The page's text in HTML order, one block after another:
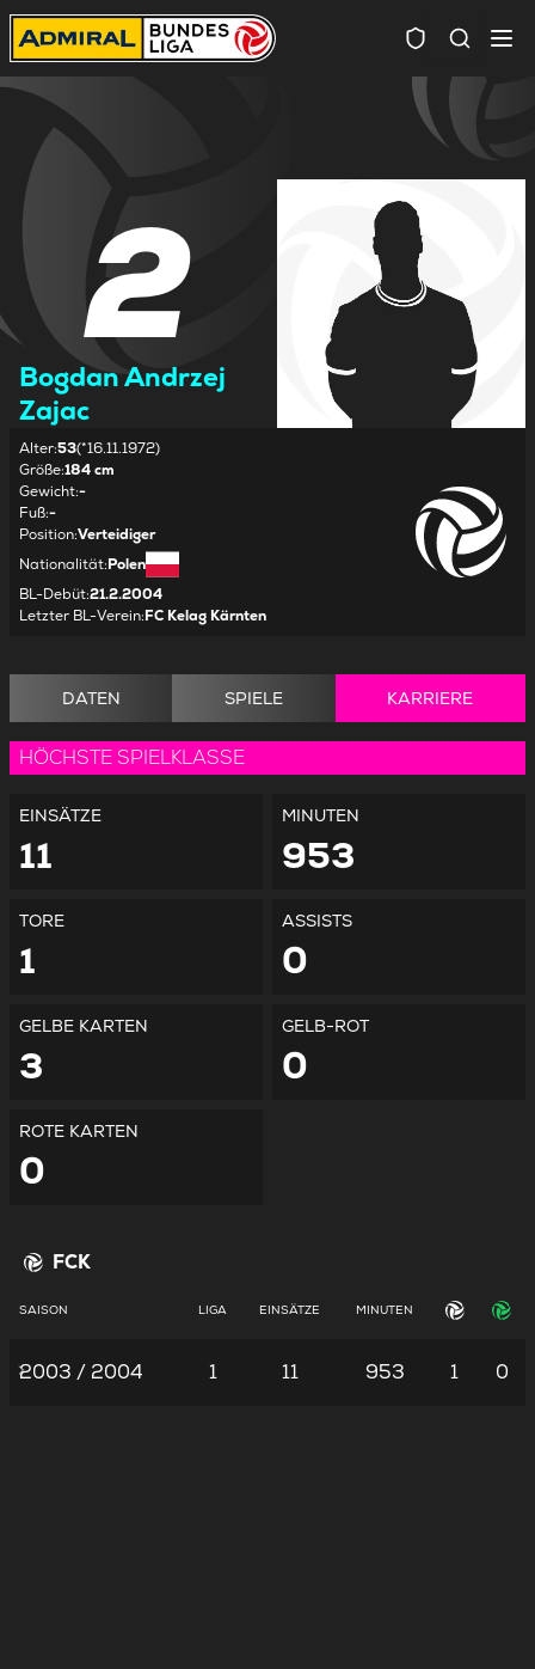
2
Bogdan Andrzej
Zajac
Alter:53(*16.11.1972)
Größe:184 cm
Gewicht:-
Fuß:-
Position:Verteidiger
Nationalität:Polen
BL-Debüt:21.2.2004
Letzter BL-Verein:FC Kelag Kärnten
DATEN SPIELE KARRIERE
HÖCHSTE SPIELKLASSE
EINSÄTZE
11
MINUTEN
953
TORE
1
ASSISTS
0
GELBE KARTEN
3
GELB-ROT
0
ROTE KARTEN
0
FCK
SAISON LIGA EINSÄTZE MINUTEN
2003 / 2004 1 11 953 1 0